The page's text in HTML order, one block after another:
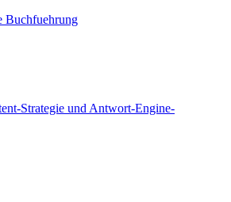
Buchfuehrung
Strategie und Antwort-Engine-